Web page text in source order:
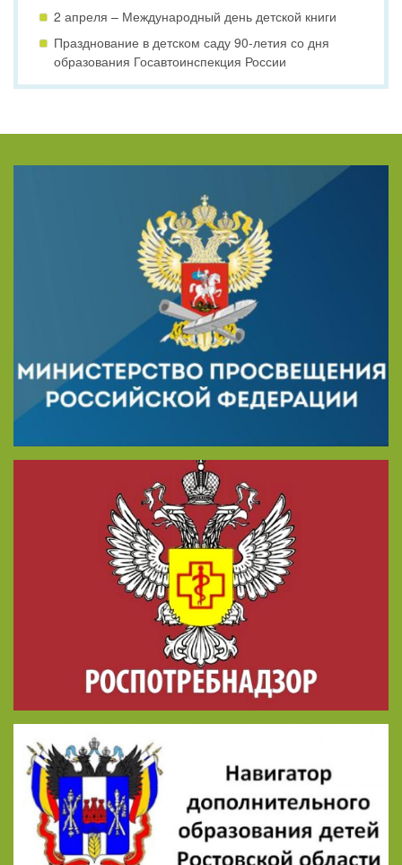
2 апреля – Международный день детской книги
Празднование в детском саду 90-летия со дня
образования Госавтоинспекция России